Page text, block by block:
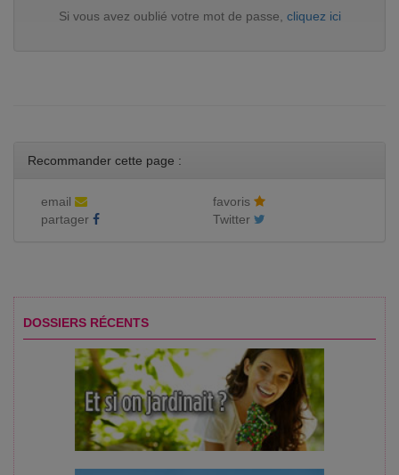
Si vous avez oublié votre mot de passe, cliquez ici
Recommander cette page :
email
favoris
partager
Twitter
DOSSIERS RÉCENTS